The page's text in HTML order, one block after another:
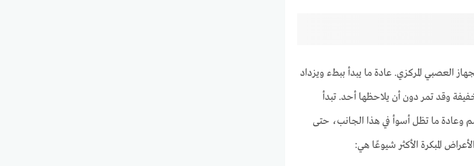
العصبي المركزي. عادة ما يبدأ ببطء ويزداد
وقد تمر دون أن يلاحظها أحد. تبدأ
وعادة ما تظل أسوأ في هذا الجانب، حتى
المبكرة الأكثر شيوعًا هي: